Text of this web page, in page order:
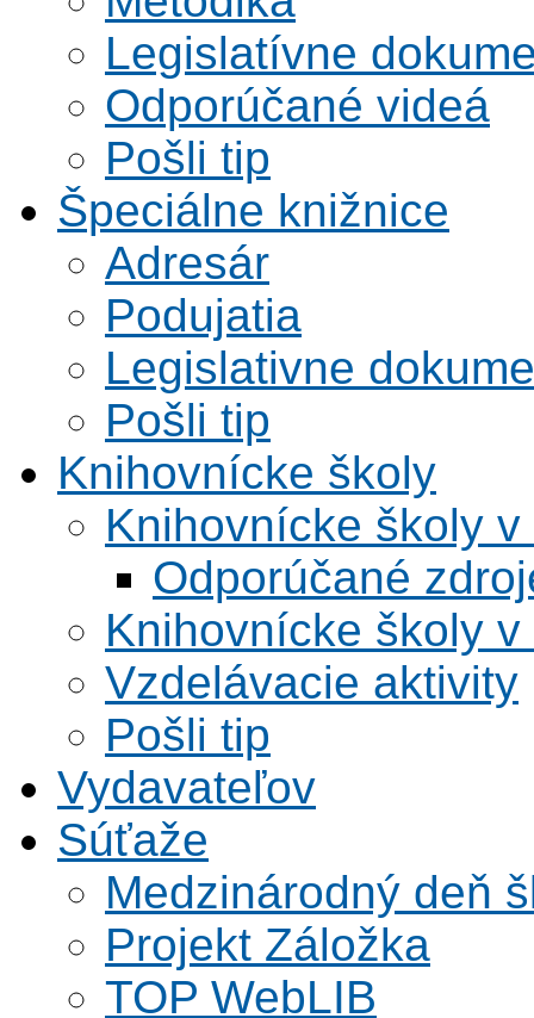
Legislatívne
Odporúčané videá
Pošli tip
Špeciálne knižnice
Adresár
Podujatia
Legislativne
Pošli tip
Knihovnícke školy
Knihovnícke školy v
Odporúčané
Knihovnícke školy v
Vzdelávacie aktivity
Pošli tip
Vydavateľov
Súťaže
Medzinárodný deň
Projekt Záložka
TOP WebLIB